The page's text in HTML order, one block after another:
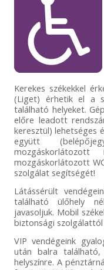
Kerekes székekkel
(Liget) érhetik el a
található helyeket.
előre leadott
keresztül) lehetséges
együtt
mozgáskorlátozott
szolgálat segítségét!
Látássérült
található ülőhely
javasoljuk. Mobil
biztonsági szolgálattól
VIP vendégeink
után balra
helyszínre. A